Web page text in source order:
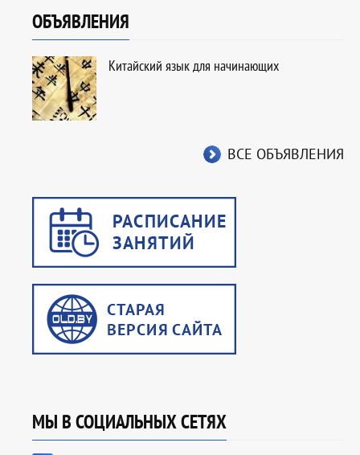
ОБЪЯВЛЕНИЯ
Китайский язык для начинающих
ВСЕ ОБЪЯВЛЕНИЯ
МЫ В СОЦИАЛЬНЫХ СЕТЯХ